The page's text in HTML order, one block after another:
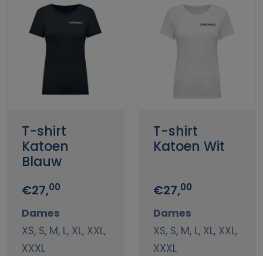
T-shirt
Katoen
Blauw
€27,00
Dames
XS, S, M, L, XL, XXL,
XXXL
T-shirt
Katoen Wit
€27,00
Dames
XS, S, M, L, XL, XXL,
XXXL